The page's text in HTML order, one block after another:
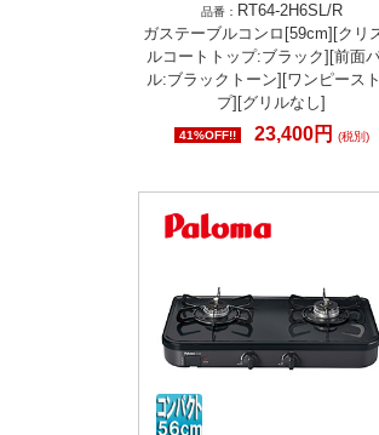
品番： RT64-2H6SL/R
ガステーブルコンロ[59cm][クリ
ルコートトップ:ブラック][前面
ル:ブラックトーン][ワンピース
プ][グリルなし]
41%OFF!! 23,400円 (税別)